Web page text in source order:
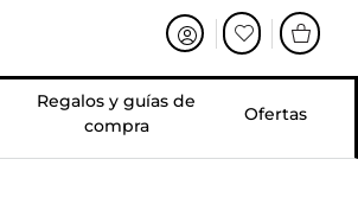
Regalos y guías de
compra
Ofertas